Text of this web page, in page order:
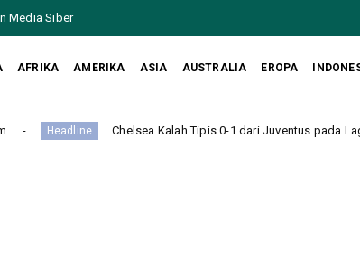
Media Siber
AFRIKA AMERIKA ASIA AUSTRALIA EROPA
Kalah Tipis 0-1 dari Juventus pada Laga Persahabatan